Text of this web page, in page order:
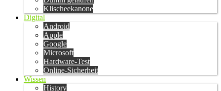
Klischeekanone
Digital
Android
Apple
Google
Microsoft
Hardware-Test
Online-Sicherheit
Wissen
History